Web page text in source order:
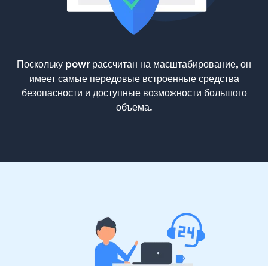
Поскольку powr рассчитан на масштабирование, он
имеет самые передовые встроенные средства
безопасности и доступные возможности большого
объема.